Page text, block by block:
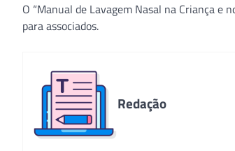
O “Manual de Lavagem Nasal na Criança e
para associados.
Redação